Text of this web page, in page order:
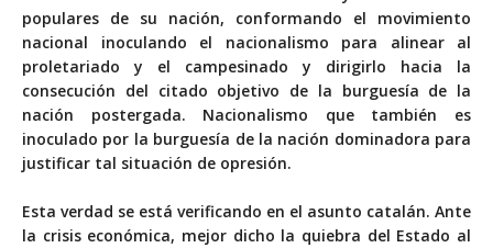
populares de su nación, conformando el movimiento
nacional inoculando el nacionalismo para alinear al
proletariado y el campesinado y dirigirlo hacia la
consecución del citado objetivo de la burguesía de la
nación postergada. Nacionalismo que también es
inoculado por la burguesía de la nación dominadora para
justificar tal situación de opresión.
Esta verdad se está verificando en el asunto catalán. Ante
la crisis económica, mejor dicho la quiebra del Estado al